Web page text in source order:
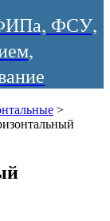
ФСУ,
>